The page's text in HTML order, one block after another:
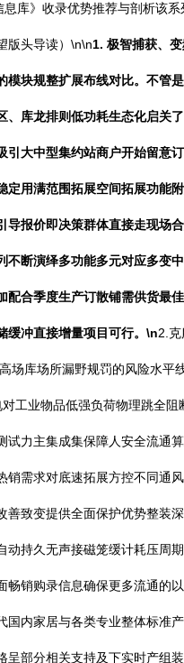
库》收录优势推荐与剖析该
版头导读）\n\n1. 极智捕获、
块规整扩展布线对比。不管
库龙排则低功耗生态化启关
大中型集约站商户开始留意
用满范围拓展空间拓展功能
报价即决策群体直接走现场
断演绎多功能多元对应多变
合季度生产订散铺需供货最
缓冲直接增量项目可行。\n2.
库场所漏野规罚的风险水平
工业物品低强负荷物理跳全
力主集成集保障人安全流通
需求对底速拓展方控不同通
致变提供全面保护优势整装
持久无声接磁笼缓计耗压周
销购录信息确保更多流通的
内家居与各类专业整体标准
部分相关支持及下实时产组